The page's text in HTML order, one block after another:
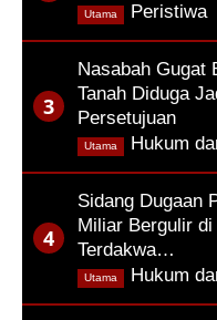
Peristiwa
Utama
Nasabah Gugat
Tanah Diduga
Persetujuan
Hukum
Utama
Sidang Dugaan
Miliar Bergulir
Terdakwa…
Hukum
Utama